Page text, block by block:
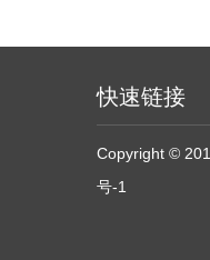
快速链接
Copyright ©
号-1